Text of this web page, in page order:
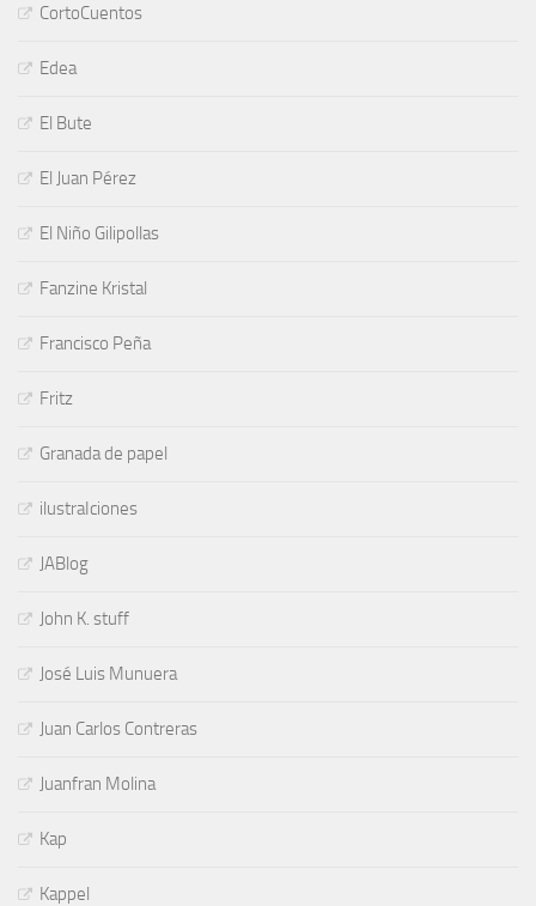
CortoCuentos
Edea
El Bute
El Juan Pérez
El Niño Gilipollas
Fanzine Kristal
Francisco Peña
Fritz
Granada de papel
ilustraIciones
JABlog
John K. stuff
José Luis Munuera
Juan Carlos Contreras
Juanfran Molina
Kap
Kappel